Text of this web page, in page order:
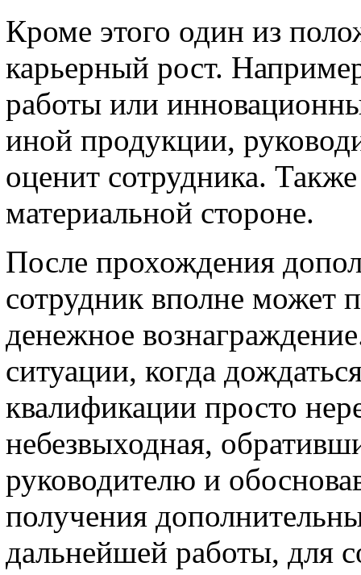
Кроме этого один из
карьерный рост.
работы или
иной продукции,
оценит сотрудника.
материальной стороне.
После прохождения
сотрудник вполне может
денежное
ситуации, когда
квалификации просто
небезвыходная,
руководителю и
получения
дальнейшей работы, для